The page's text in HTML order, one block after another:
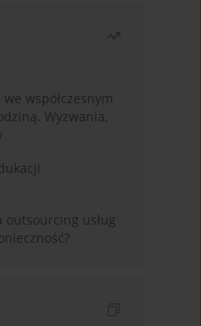
współczesnym
Wyzwania,
usług